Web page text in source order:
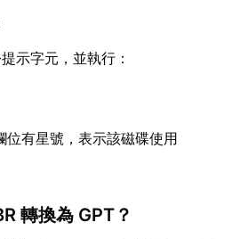
示字元，並執行：
有星號，表示該磁碟使用
轉換為 GPT？